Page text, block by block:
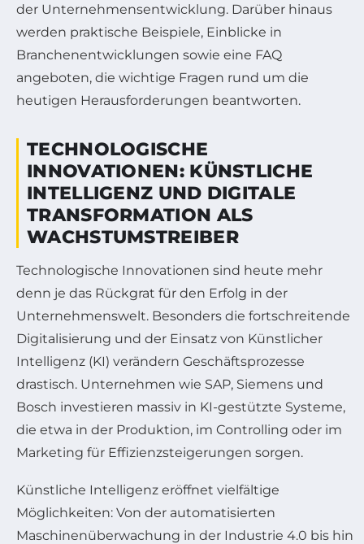
der Unternehmensentwicklung. Darüber hinaus
werden praktische Beispiele, Einblicke in
Branchenentwicklungen sowie eine FAQ
angeboten, die wichtige Fragen rund um die
heutigen Herausforderungen beantworten.
TECHNOLOGISCHE
INNOVATIONEN: KÜNSTLICHE
INTELLIGENZ UND DIGITALE
TRANSFORMATION ALS
WACHSTUMSTREIBER
Technologische Innovationen sind heute mehr
denn je das Rückgrat für den Erfolg in der
Unternehmenswelt. Besonders die fortschreitende
Digitalisierung und der Einsatz von Künstlicher
Intelligenz (KI) verändern Geschäftsprozesse
drastisch. Unternehmen wie SAP, Siemens und
Bosch investieren massiv in KI-gestützte Systeme,
die etwa in der Produktion, im Controlling oder im
Marketing für Effizienzsteigerungen sorgen.
Künstliche Intelligenz eröffnet vielfältige
Möglichkeiten: Von der automatisierten
Maschinenüberwachung in der Industrie 4.0 bis hin